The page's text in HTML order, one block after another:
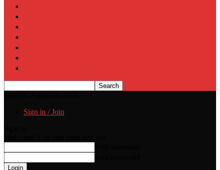
Sign in / Join